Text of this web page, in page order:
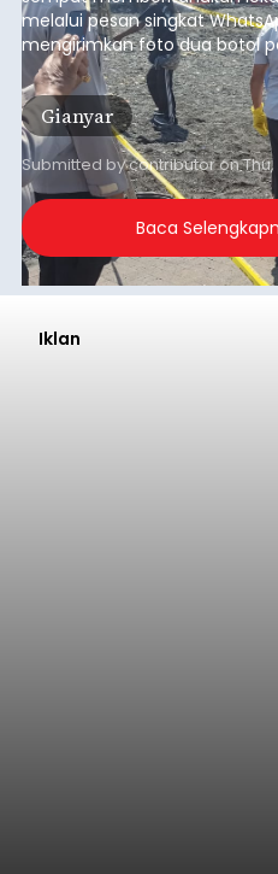
melalui pesan singkat
mengirimkan foto dua botol
istrinya.
Gianyar
Submitted bycontributoron
Baca
Iklan